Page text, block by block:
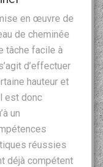
en œuvre de
de cheminée
tâche facile à
d’effectuer
hauteur et
est donc
un
réussies
déjà compétent